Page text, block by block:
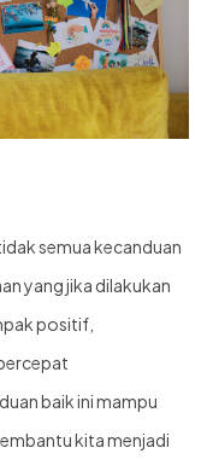
semua kecanduan
yang jika dilakukan
positif,
baik ini mampu
kita menjadi